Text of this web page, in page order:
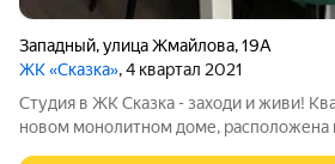
Западный,улица Жмайлова,19А
ЖК «Сказка», 4 квартал 2021
Студия в ЖК Сказка - заходи и живи!
новом монолитном доме, расположена